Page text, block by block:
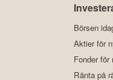
Börsen
Aktier för
Fonder för
Ränta på